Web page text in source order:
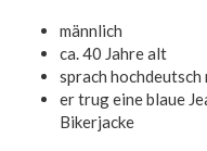
männlich
ca. 40 Jahre alt
sprach
er trug eine blaue
Bikerjacke